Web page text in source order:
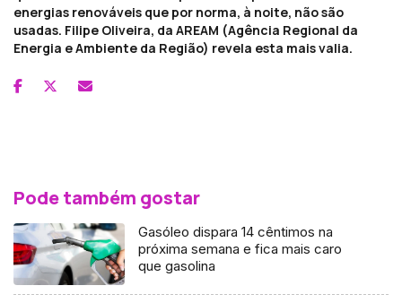
energias renováveis que por norma, à noite, não são
usadas. Filipe Oliveira, da AREAM (Agência Regional da
Energia e Ambiente da Região) revela esta mais valia.
Pode também gostar
Gasóleo dispara 14 cêntimos na
próxima semana e fica mais caro
que gasolina